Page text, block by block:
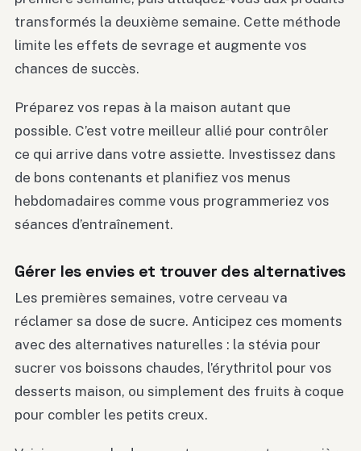
transformés la deuxième semaine. Cette méthode
limite les effets de sevrage et augmente vos
chances de succès.
Préparez vos repas à la maison autant que
possible. C’est votre meilleur allié pour contrôler
ce qui arrive dans votre assiette. Investissez dans
de bons contenants et planifiez vos menus
hebdomadaires comme vous programmeriez vos
séances d’entraînement.
Gérer les envies et trouver des alternatives
Les premières semaines, votre cerveau va
réclamer sa dose de sucre. Anticipez ces moments
avec des alternatives naturelles : la stévia pour
sucrer vos boissons chaudes, l’érythritol pour vos
desserts maison, ou simplement des fruits à coque
pour combler les petits creux.